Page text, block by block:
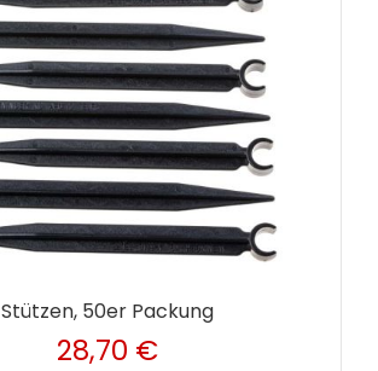
Stützen, 50er Packung
28,70 €